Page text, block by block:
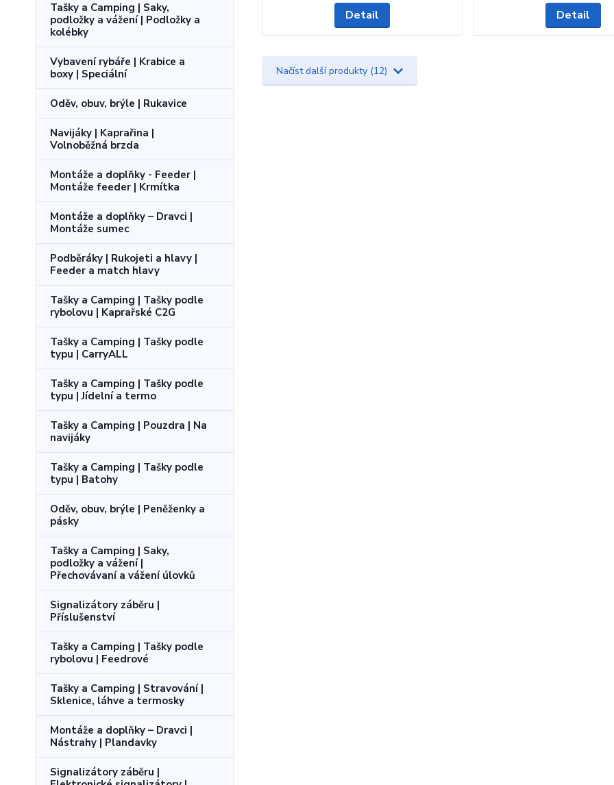
Tašky a Camping | Saky,
podložky a vážení | Podložky a
kolébky
Vybavení rybáře | Krabice a
boxy | Speciální
Oděv, obuv, brýle | Rukavice
Navijáky | Kaprařina |
Volnoběžná brzda
Montáže a doplňky - Feeder |
Montáže feeder | Krmítka
Montáže a doplňky – Dravci |
Montáže sumec
Podběráky | Rukojeti a hlavy |
Feeder a match hlavy
Tašky a Camping | Tašky podle
rybolovu | Kaprařské C2G
Tašky a Camping | Tašky podle
typu | CarryALL
Tašky a Camping | Tašky podle
typu | Jídelní a termo
Tašky a Camping | Pouzdra | Na
navijáky
Tašky a Camping | Tašky podle
typu | Batohy
Oděv, obuv, brýle | Peněženky a
pásky
Tašky a Camping | Saky,
podložky a vážení |
Přechovávaní a vážení úlovků
Signalizátory záběru |
Příslušenství
Tašky a Camping | Tašky podle
rybolovu | Feedrové
Tašky a Camping | Stravování |
Sklenice, láhve a termosky
Montáže a doplňky – Dravci |
Nástrahy | Plandavky
Signalizátory záběru |
Detail Detail
Načíst další produkty (12)